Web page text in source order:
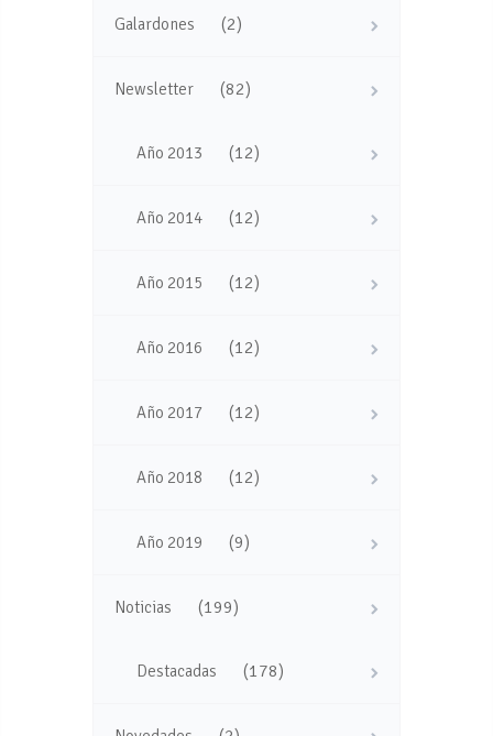
Galardones (2)
Newsletter (82)
Año 2013 (12)
Año 2014 (12)
Año 2015 (12)
Año 2016 (12)
Año 2017 (12)
Año 2018 (12)
Año 2019 (9)
Noticias (199)
Destacadas (178)